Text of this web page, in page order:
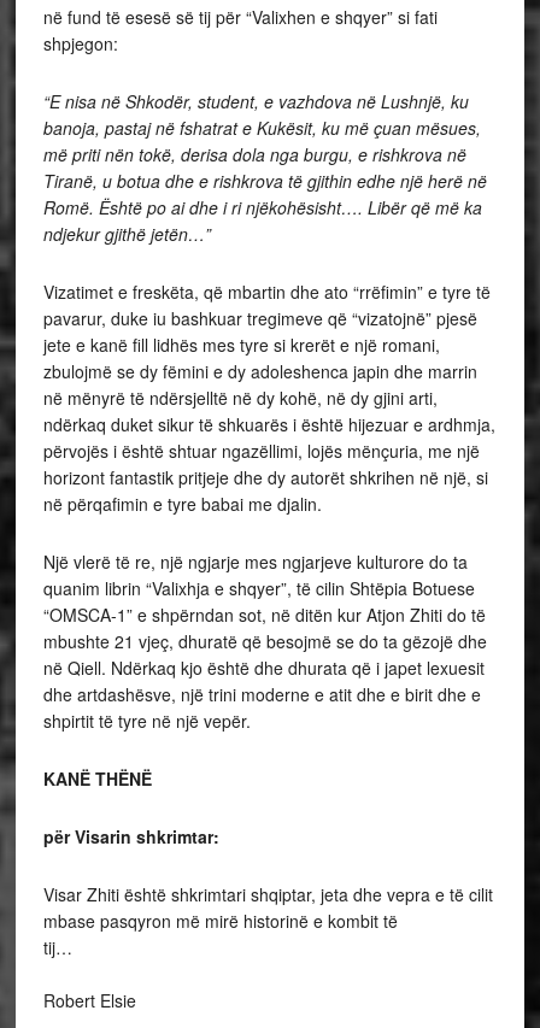
në fund të esesë së tij për “Valixhen e shqyer” si fati
shpjegon:
“E nisa në Shkodër, student, e vazhdova në Lushnjë, ku
banoja, pastaj në fshatrat e Kukësit, ku më çuan mësues,
më priti nën tokë, derisa dola nga burgu, e rishkrova në
Tiranë, u botua dhe e rishkrova të gjithin edhe një herë në
Romë. Është po ai dhe i ri njëkohësisht…. Libër që më ka
ndjekur gjithë jetën…”
Vizatimet e freskëta, që mbartin dhe ato “rrëfimin” e tyre të
pavarur, duke iu bashkuar tregimeve që “vizatojnë” pjesë
jete e kanë fill lidhës mes tyre si krerët e një romani,
zbulojmë se dy fëmini e dy adoleshenca japin dhe marrin
në mënyrë të ndërsjelltë në dy kohë, në dy gjini arti,
ndërkaq duket sikur të shkuarës i është hijezuar e ardhmja,
përvojës i është shtuar ngazëllimi, lojës mënçuria, me një
horizont fantastik pritjeje dhe dy autorët shkrihen në një, si
në përqafimin e tyre babai me djalin.
Një vlerë të re, një ngjarje mes ngjarjeve kulturore do ta
quanim librin “Valixhja e shqyer”, të cilin Shtëpia Botuese
“OMSCA-1” e shpërndan sot, në ditën kur Atjon Zhiti do të
mbushte 21 vjeç, dhuratë që besojmë se do ta gëzojë dhe
në Qiell. Ndërkaq kjo është dhe dhurata që i japet lexuesit
dhe artdashësve, një trini moderne e atit dhe e birit dhe e
shpirtit të tyre në një vepër.
KANË THËNË
për Visarin shkrimtar:
Visar Zhiti është shkrimtari shqiptar, jeta dhe vepra e të cilit
mbase pasqyron më mirë historinë e kombit të
tij…
Robert Elsie